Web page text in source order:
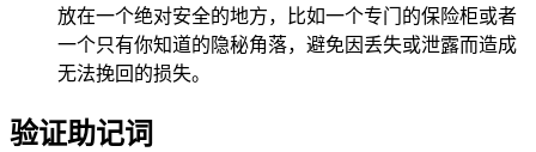
放在一个绝对安全的地方，比如一个专门的保险柜或者
一个只有你知道的隐秘角落，避免因丢失或泄露而造成
无法挽回的损失。
验证助记词